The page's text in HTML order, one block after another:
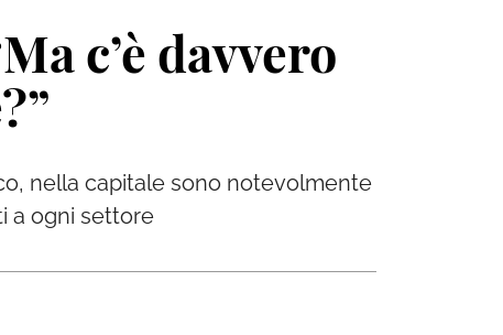
c’è davvero
nella capitale sono notevolmente
a ogni settore